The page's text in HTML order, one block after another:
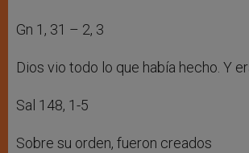
Gn 1, 31 – 2, 3
Dios vio todo lo que había hecho. Y
Sal 148, 1-5
Sobre su orden, fueron creados